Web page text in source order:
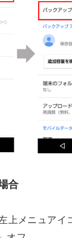
合
上メニュアイ